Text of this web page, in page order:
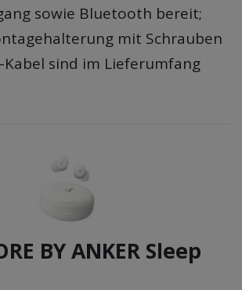
sowie Bluetooth bereit;
mit Schrauben
Kabel sind im Lieferumfang
BY ANKER Sleep